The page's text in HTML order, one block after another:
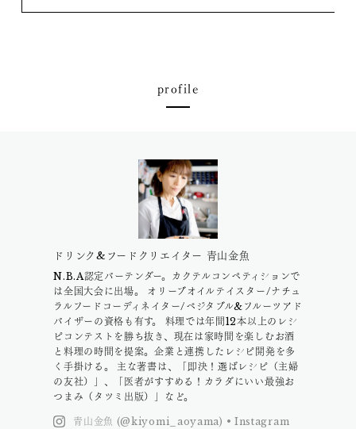
profile
ドリンク&フードクリエイター 青山金魚
N.B.A認定バーテンダー。カクテルコンペティションで
は全国大会に出場。 オリーブオイルテイスター/ナチュ
ラルフードコーディネイター/ベジタブル&フルーツアド
バイザーの資格も有す。 料理では年間12本以上のレシ
ピコンテストを勝ち抜き、現在は家時間を楽しむお酒
と料理の時間を提案。企業と連携したレシピ開発を多
く手掛ける。 主な著書は、「即決！選ばレシピ（主婦
の友社）」、「医者がすすめる！カラダにいい最強お
つまみ（タツミ出版）」など。
青山金魚 (@kiyomi_aoyama) • Instagram